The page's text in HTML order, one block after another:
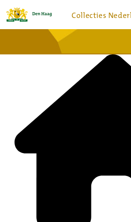
Collecties
Bronnen en collecties